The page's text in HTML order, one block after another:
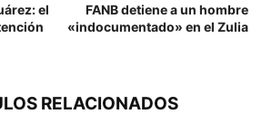
el
FANB detiene a un hombre
«indocumentado» en el Zulia
RELACIONADOS